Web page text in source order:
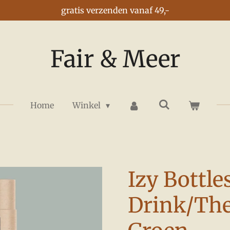
gratis verzenden vanaf 49,-
Fair & Meer
Home Winkel
Izy
Drink/